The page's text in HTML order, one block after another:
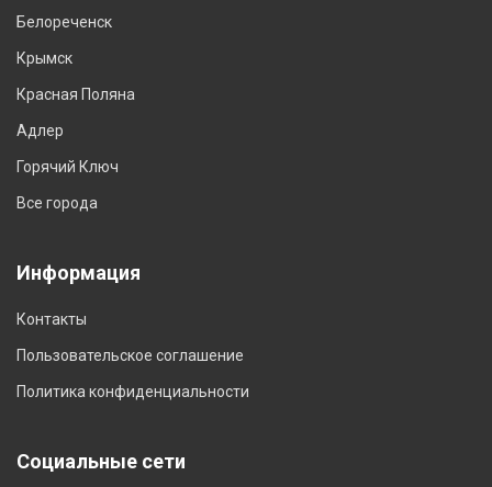
Белореченск
Крымск
Красная Поляна
Адлер
Горячий Ключ
Все города
Информация
Контакты
Пользовательское соглашение
Политика конфиденциальности
Социальные сети